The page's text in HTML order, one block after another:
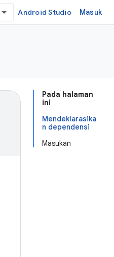
Android Studio Masuk
Pada halaman
ini
Mendeklarasika
n dependensi
Masukan